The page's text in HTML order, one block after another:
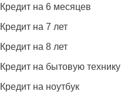
Кредит на 6 месяцев
Кредит на 7 лет
Кредит на 8 лет
Кредит на бытовую технику
Кредит на ноутбук